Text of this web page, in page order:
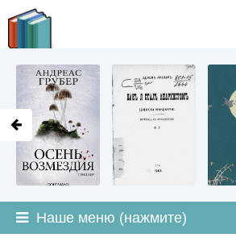
Наше меню (нажмите)
LITMIR.ORG